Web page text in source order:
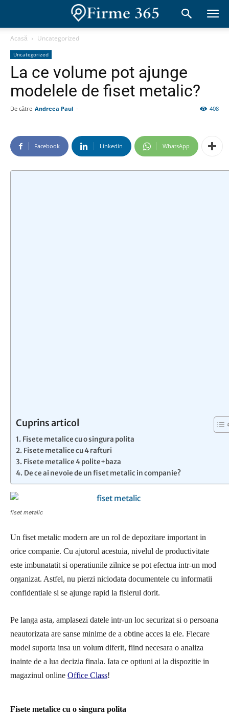
Acasă Uncategorized
Uncategorized
La ce volume pot ajunge
modelele de fiset metalic?
De către Andreea Paul - 408
Facebook Linkedin WhatsApp
Cuprins articol
Fisete metalice cu o singura polita
Fisete metalice cu 4 rafturi
Fisete metalice 4 polite+baza
De ce ai nevoie de un fiset metalic in companie?
fiset metalic
Un fiset metalic modern are un rol de depozitare important in
orice companie. Cu ajutorul acestuia, nivelul de productivitate
este imbunatatit si operatiunile zilnice se pot efectua intr-un mod
organizat. Astfel, nu pierzi niciodata documentele cu informatii
confidentiale si se ajunge rapid la fisierul dorit.
Pe langa asta, amplasezi datele intr-un loc securizat si o persoana
neautorizata are sanse minime de a obtine acces la ele. Fiecare
model suporta insa un volum diferit, fiind necesara o analiza
inainte de a lua decizia finala. Iata ce optiuni ai la dispozitie in
magazinul online Office Class!
Fisete metalice cu o singura polita